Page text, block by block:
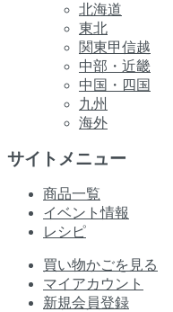
北海道
東北
関東甲信越
中部・近畿
中国・四国
九州
海外
サイトメニュー
商品一覧
イベント情報
レシピ
買い物かごを見る
マイアカウント
新規会員登録